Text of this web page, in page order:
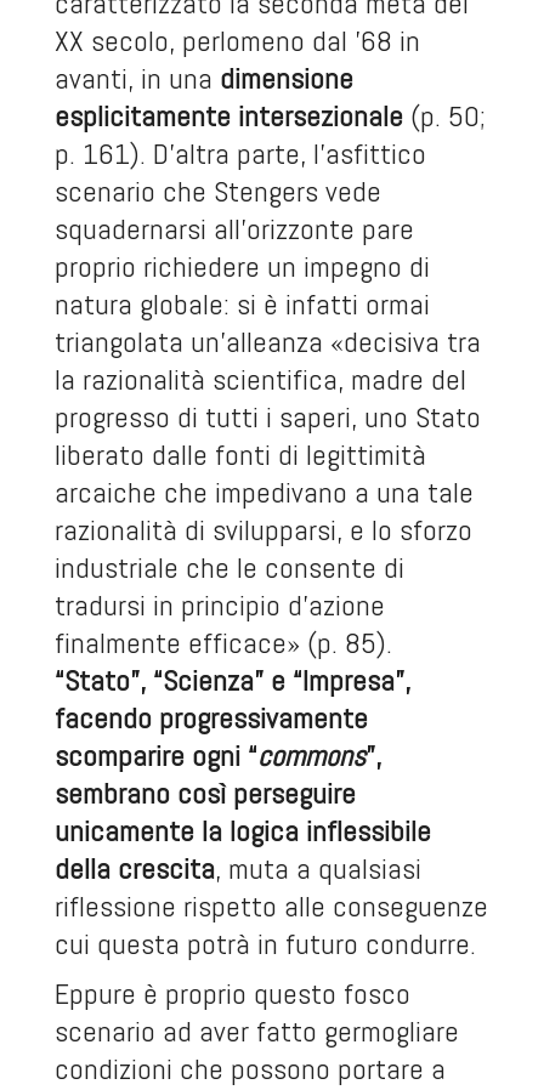
XX secolo, perlomeno dal ’68 in
avanti, in una dimensione
esplicitamente intersezionale(p. 50;
p. 161). D’altra parte, l’asfittico
scenario che Stengers vede
squadernarsi all’orizzonte pare
proprio richiedere un impegno di
natura globale: si è infatti ormai
triangolata un’alleanza «decisiva tra
la razionalità scientifica, madre del
progresso di tutti i saperi, uno Stato
liberato dalle fonti di legittimità
arcaiche che impedivano a una tale
razionalità di svilupparsi, e lo sforzo
industriale che le consente di
tradursi in principio d’azione
finalmente efficace» (p. 85).
“Stato”, “Scienza” e “Impresa”,
facendo progressivamente
scomparire ogni “commons”,
sembrano così perseguire
unicamente la logica inflessibile
della crescita, muta a qualsiasi
riflessione rispetto alle conseguenze
cui questa potrà in futuro condurre.
Eppure è proprio questo fosco
scenario ad aver fatto germogliare
condizioni che possono portare a